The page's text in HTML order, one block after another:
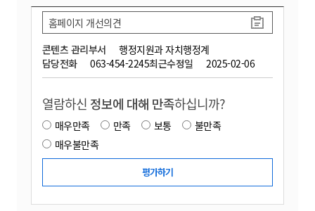
콘텐츠 관리부서
행정지원과 자치행정계
담당전화
063-454-2245최근수정일 2025-02-06
홈페이지 개선의견
열람하신 정보에 대해 만족하십니까?
매우만족 만족 보통
불만족
매우불만족